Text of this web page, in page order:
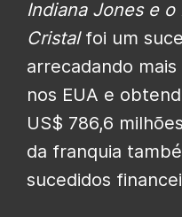
Indiana Jones e
Cristalfoi um
arrecadando
nos EUA e
US$ 786,6
da franquia
sucedidos